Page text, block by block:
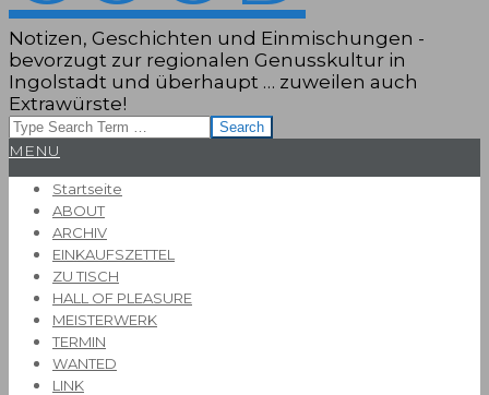
Notizen, Geschichten und Einmischungen -
bevorzugt zur regionalen Genusskultur in
Ingolstadt und überhaupt … zuweilen auch
Extrawürste!
Search
Primary
Menu
MENU
Startseite
ABOUT
ARCHIV
EINKAUFSZETTEL
ZU TISCH
HALL OF PLEASURE
MEISTERWERK
TERMIN
WANTED
LINK